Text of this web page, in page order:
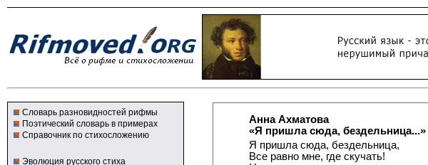
Словарь разновидностей рифмы
Поэтический словарь в примерах
Справочник по стихосложению
Эволюция русского стиха
Анна Ахматова
«Я пришла сюда, бездельница...»
Я пришла сюда, бездельница,
Все равно мне, где скучать!